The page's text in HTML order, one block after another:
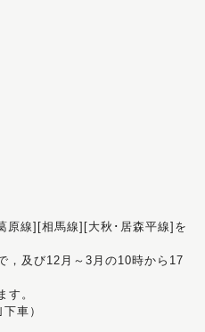
原線][相馬線][大秋･居森平線]を
，及び12月～3月の10時から17
す。
車）